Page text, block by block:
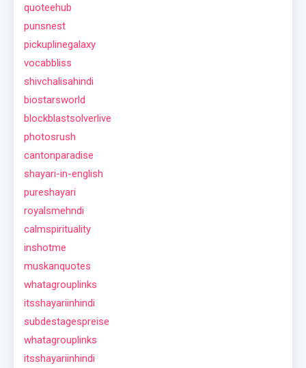
quoteehub
punsnest
pickuplinegalaxy
vocabbliss
shivchalisahindi
biostarsworld
blockblastsolverlive
photosrush
cantonparadise
shayari-in-english
pureshayari
royalsmehndi
calmspirituality
inshotme
muskanquotes
whatagrouplinks
itsshayariinhindi
subdestagespreise
whatagrouplinks
itsshayariinhindi